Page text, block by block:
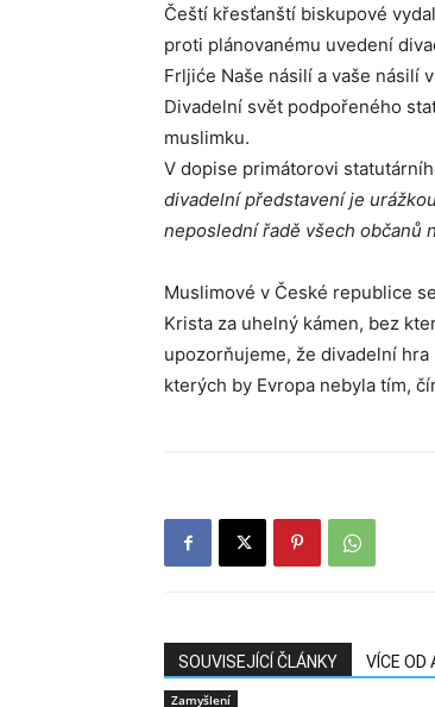
Čeští křesťanští biskupové
proti plánovanému uvedení
Frljiće Naše násilí a vaše násilí
Divadelní svět podpořeného
muslimku.
V dopise primátorovi
divadelní představení je
neposlední řadě všech občanů
Muslimové v České republice
Krista za uhelný kámen, bez
upozorňujeme, že divadelní
kterých by Evropa nebyla tím,
SOUVISEJÍCÍ ČLÁNKY VÍCE OD
Zamyšlení